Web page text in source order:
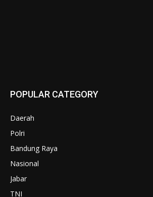
POPULAR CATEGORY
Daerah
Polri
Bandung Raya
Nasional
Jabar
TNI